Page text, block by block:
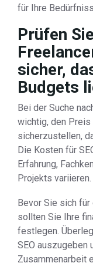
für Ihre
Prüfen
sicher,
Budgets
Bei der Suche
wichtig, den
sicherzustellen,
Die Kosten für
Erfahrung,
Projekts variieren.
Bevor Sie sich für
sollten Sie Ihre
festlegen.
SEO auszugeben
Zusammenarbeit